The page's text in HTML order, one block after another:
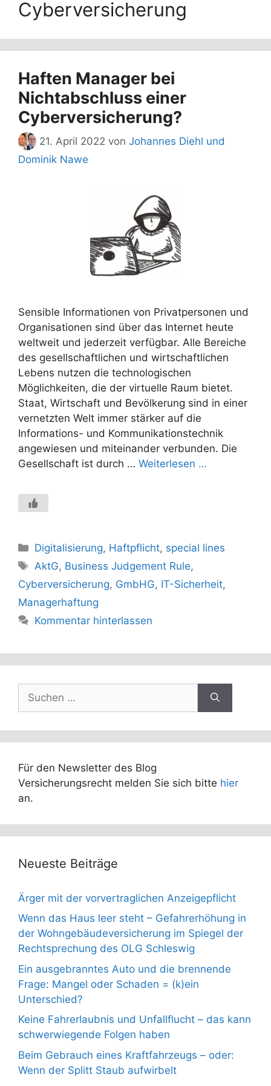
Cyberversicherung
Haften Manager bei
Nichtabschluss einer
Cyberversicherung?
21. April 2022 von Johannes Diehl und
Dominik Nawe
Sensible Informationen von Privatpersonen und
Organisationen sind über das Internet heute
weltweit und jederzeit verfügbar. Alle Bereiche
des gesellschaftlichen und wirtschaftlichen
Lebens nutzen die technologischen
Möglichkeiten, die der virtuelle Raum bietet.
Staat, Wirtschaft und Bevölkerung sind in einer
vernetzten Welt immer stärker auf die
Informations- und Kommunikationstechnik
angewiesen und miteinander verbunden. Die
Gesellschaft ist durch … Weiterlesen …
Kategorien
Digitalisierung, Haftpflicht, special lines
Schlagwörter
AktG, Business Judgement Rule,
Cyberversicherung, GmbHG, IT-Sicherheit,
Managerhaftung
Kommentar hinterlassen
nach:
Für den Newsletter des Blog
Versicherungsrecht melden Sie sich bitte hier
an.
Neueste Beiträge
Ärger mit der vorvertraglichen Anzeigepflicht
Wenn das Haus leer steht – Gefahrerhöhung in
der Wohngebäudeversicherung im Spiegel der
Rechtsprechung des OLG Schleswig
Ein ausgebranntes Auto und die brennende
Frage: Mangel oder Schaden = (k)ein
Unterschied?
Keine Fahrerlaubnis und Unfallflucht – das kann
schwerwiegende Folgen haben
Beim Gebrauch eines Kraftfahrzeugs – oder:
Wenn der Splitt Staub aufwirbelt